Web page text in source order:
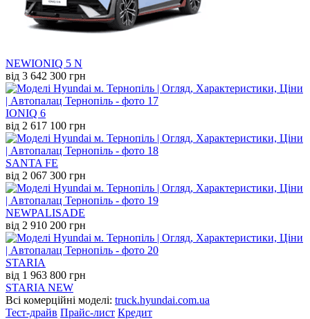
NEWIONIQ 5 N
від 3 642 300 грн
IONIQ 6
від 2 617 100 грн
SANTA FE
від 2 067 300 грн
NEWPALISADE
від 2 910 200 грн
STARIA
від 1 963 800 грн
STARIA NEW
Всі комерційні моделі: truck.hyundai.com.ua
Тест-драйв Прайс-лист Кредит